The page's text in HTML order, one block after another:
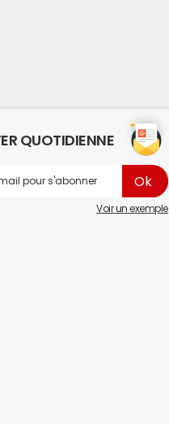
QUOTIDIENNE
Voir un exemple